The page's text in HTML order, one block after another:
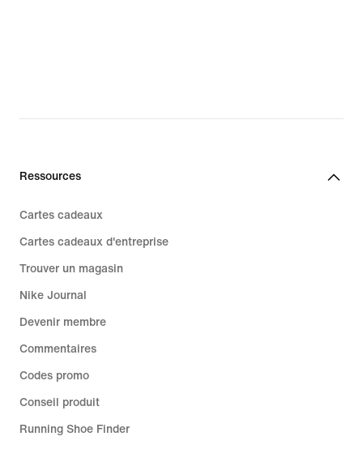
Ressources
Cartes cadeaux
Cartes cadeaux d'entreprise
Trouver un magasin
Nike Journal
Devenir membre
Commentaires
Codes promo
Conseil produit
Running Shoe Finder